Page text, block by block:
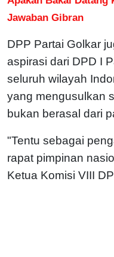
Jawaban Gibran
DPP Partai Golkar
aspirasi dari DPD I
seluruh wilayah
yang mengusulkan
bukan berasal dari
"Tentu sebagai
rapat pimpinan
Ketua Komisi VIII